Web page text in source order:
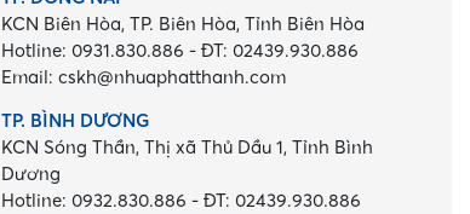
KCN Biên Hòa, TP. Biên Hòa, Tỉnh Biên Hòa
Hotline: 0931.830.886 -ĐT: 02439.930.886
Email:cskh@nhuaphatthanh.com
TP. BÌNH DƯƠNG
KCN Sóng Thần, Thị xã Thủ Dầu 1, Tỉnh Bình
Dương
Hotline: 0932.830.886 -ĐT: 02439.930.886